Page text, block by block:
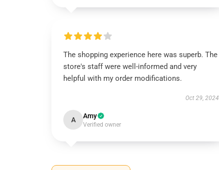
The shopping experience here was superb. The
store's staff were well-informed and very
helpful with my order modifications.
Oct 29, 2024
A Amy
Verified owner